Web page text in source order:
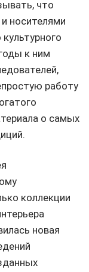
что
носителями
к ним
работу
о самых
коллекции
новая